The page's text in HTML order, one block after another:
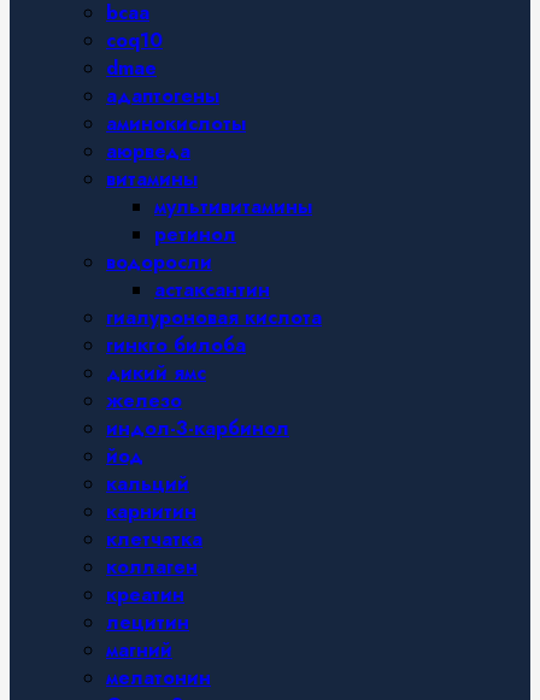
bcaa
coq10
dmae
адаптогены
аминокислоты
аюрведа
витамины
мультивитамины
ретинол
водоросли
астаксантин
гиалуроновая кислота
гинкго билоба
дикий ямс
железо
индол-3-карбинол
йод
кальций
карнитин
клетчатка
коллаген
креатин
лецитин
магний
мелатонин